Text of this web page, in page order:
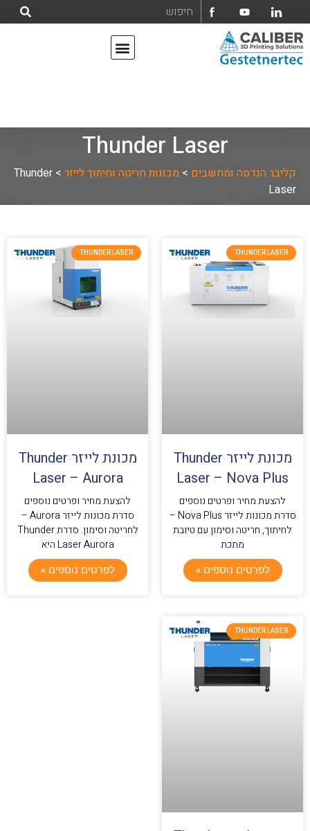
Thunder Laser
קליבר הנדסה ומחשבים > מכונות חריטה וחיתוך לייזר >
Thunder
Laser
THUNDER LASER
מכונת לייזר Thunder
Laser – Nova Plus
להצעת מחיר ופרטים נוספים
סדרת מכונות לייזר Nova Plus –
לחיתוך, חריטה וסימון עם טיובת
מתכת
לפרטים נוספים »
THUNDER LASER
מכונת לייזר Thunder
Laser – Aurora
להצעת מחיר ופרטים נוספים
סדרת מכונות לייזר Aurora –
לחריטה וסימון. סדרת Thunder
Laser Aurora היא
לפרטים נוספים »
THUNDER LASER